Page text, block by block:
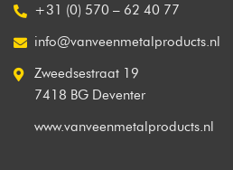
+31 (0) 570 – 62 40 77
info@vanveenmetalproducts.nl
Zweedsestraat 19
7418 BG Deventer
www.vanveenmetalproducts.nl